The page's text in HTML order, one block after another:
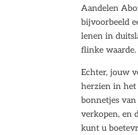
Aandelen
bijvoorbeeld
lenen in
flinke waarde.
Echter, jouw
herzien in het
bonnetjes
verkopen, en
kunt u